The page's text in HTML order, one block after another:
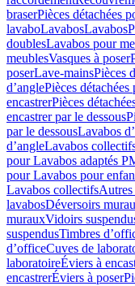
braserPièces détachées
lavaboLavabosLavabos
doublesLavabos pour
meublesVasques à poser
poserLave-mainsPièces
d’anglePièces
encastrerPièces
encastrer par le dessous
par le dessousLavabos
d’angleLavabos
pour Lavabos adaptés
pour Lavabos pour
Lavabos collectifs
lavabosDéversoirs
murauxVidoirs
suspendusTimbres
dʼofficeCuves de
laboratoireÉviers à
encastrerÉviers à poser